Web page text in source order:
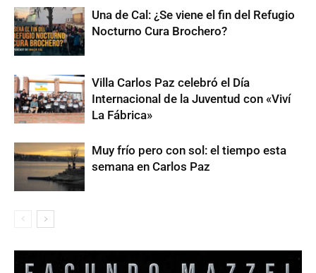
Una de Cal: ¿Se viene el fin del Refugio
Nocturno Cura Brochero?
Villa Carlos Paz celebró el Día
Internacional de la Juventud con «Viví
La Fábrica»
Muy frío pero con sol: el tiempo esta
semana en Carlos Paz